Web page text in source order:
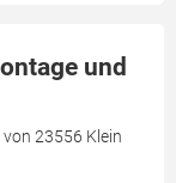
und
23556 Klein